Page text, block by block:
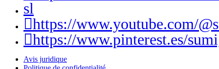
sl
https://www.youtube.com/
https://www.pinterest.es/
Avis juridique